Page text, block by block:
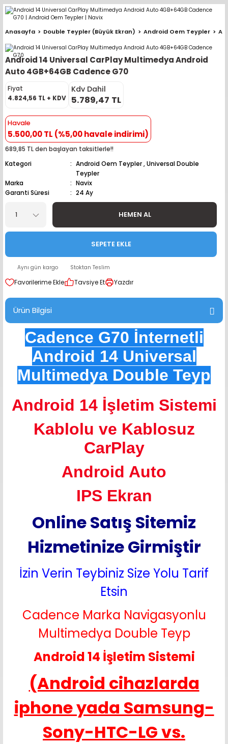
Geri Dön
Geri Dön
Teypler
Geri Dön
Geri Dön
Hoparlör Takımları
Takımları
Hoparlör Takımları
Hoparlör Takımları
Takımları
Takımları
Takımları
Geri Dön
Geri Dön
Geri Dön
Geri Dön
İçinden Ekran Çıkan )
Geri Dön
Anasayfa Double Teypler (Büyük Ekran) Android Oem Teypler
Android 14 Universal CarPlay Multimedya Android
Auto 4GB+64GB Cadence G70
Fiyat
4.824,56 TL + KDV
Kdv Dahil
5.789,47 TL
Havale
5.500,00 TL (%5,00 havale indirimi)
689,85 TL den başlayan taksitlerle!!
Kategori
Android Oem Teypler ,Universal Double
Teypler
Marka
Navix
Garanti Süresi
24 Ay
HEMEN AL
SEPETE EKLE
Aynı gün kargo Stoktan Teslim
Tavsiye Et Yazdır
Ürün Bilgisi
Cadence G70 İnternetli
Android 14 Universal
Multimedya Double Teyp
Android 14 İşletim Sistemi
Kablolu ve Kablosuz
CarPlay
Android Auto
IPS Ekran
Online Satış Sitemiz
Hizmetinize Girmiştir
İzin Verin Teybiniz Size Yolu Tarif
Etsin
Cadence Marka Navigasyonlu
Multimedya Double Teyp
Android 14 İşletim Sistemi
(Android cihazlarda
iphone yada Samsung-
Sony-HTC-LG vs.